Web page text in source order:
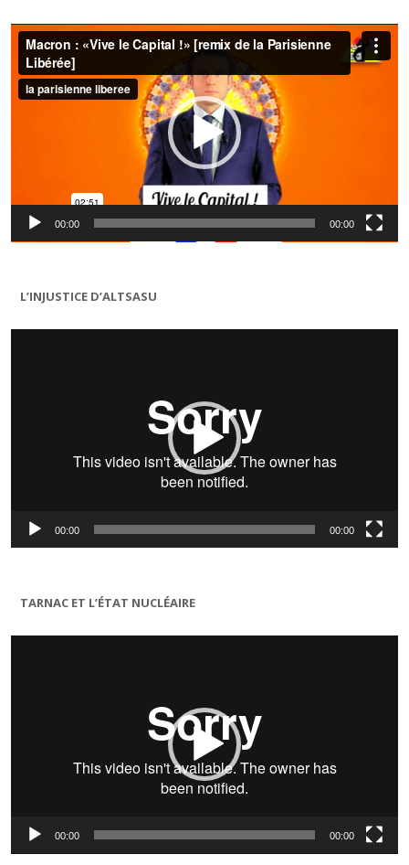
Lecteur
vidéo
00:00 00:00
L’INJUSTICE D’ALTSASU
Lecteur
00:00 00:00
TARNAC ET L’ÉTAT NUCLÉAIRE
Lecteur
00:00 00:00